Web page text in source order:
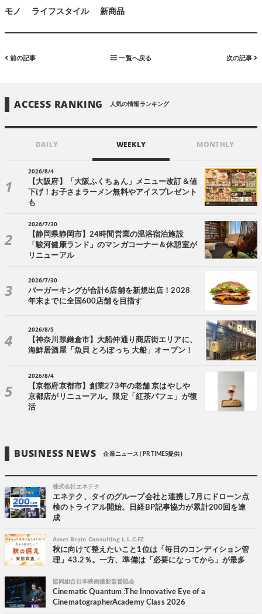
モノ ライフスタイル 新商品
前の記事 一覧へ戻る 次の記事
ACCESS RANKING 人気の情報ランキング
DAILY WEEKLY MONTHLY
2026/8/4
【大阪府】「大阪ふくちぁん」メニュー改訂＆値
下げ！お子さまラーメン無料やアイスプレゼント
も
2026/7/30
【静岡県静岡市】24時間営業の温浴宿泊施設
「駿河健康ランド」のマンガコーナー＆休憩室が
リニューアル
2026/7/30
バーガーキングが合計6店舗を新規出店！2028
年末までに全国600店舗を目指す
2026/8/5
【神奈川県鎌倉市】大船仲通り商店街エリアに、
海鮮居酒屋「魚貝 とろぼっち 大船」オープン！
2026/8/4
【京都府京都市】創業273年の老舗 京はやしや
京都店がリニューアル。限定「紅茶パフェ」が復
活
BUSINESS NEWS 企業ニュース ( PR TIMES提供 )
株式会社エネテク
エネテク、タイのグループ会社と連携し7月にドローン点
検のトライアル開始。日経BP記事協力が累計200回を達
成
Asset Brain Consulting L.L.C-FZ
秋に向けて整えたいこと1位は「毎日のコンディション管
理」43.2％。一方、準備は「必要になってから」が最多
協同組合日本映画撮影監督協会
Cinematic Quantum :The Innovative Eye of a
CinematographerAcademy Class 2026